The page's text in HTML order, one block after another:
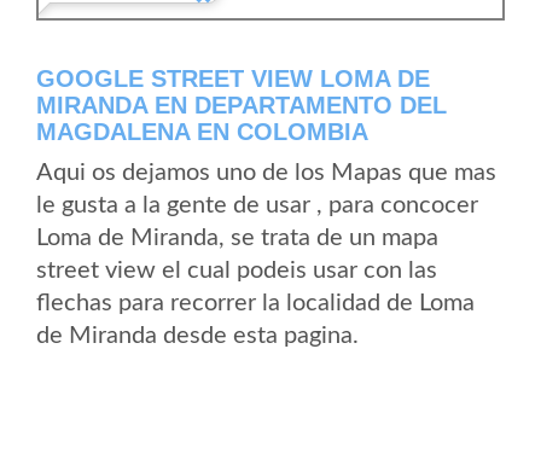
GOOGLE STREET VIEW LOMA DE
MIRANDA EN DEPARTAMENTO DEL
MAGDALENA EN COLOMBIA
Aqui os dejamos uno de los Mapas que mas
le gusta a la gente de usar , para concocer
Loma de Miranda, se trata de un mapa
street view el cual podeis usar con las
flechas para recorrer la localidad de Loma
de Miranda desde esta pagina.